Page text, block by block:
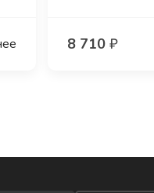
8 710₽